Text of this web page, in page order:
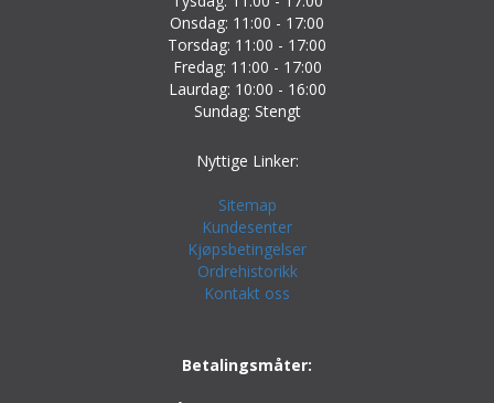
Onsdag: 11:00 - 17:00
Torsdag: 11:00 - 17:00
Fredag: 11:00 - 17:00
Laurdag: 10:00 - 16:00
Sundag: Stengt
Nyttige Linker:
Sitemap
Kundesenter
Kjøpsbetingelser
Ordrehistorikk
Kontakt oss
Betalingsmåter: